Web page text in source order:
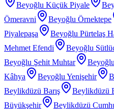
Beyoğlu Küçük Piyale
Ömeravni
Beyoğlu Örnektepe
Piyalepaşa
Beyoğlu Pürtelaş
Mehmet Efendi
Beyoğlu
Beyoğlu Şehit Muhtar
Kâhya
Beyoğlu Yenişehir
Beylikdüzü Barış
Beylikdüzü
Büyükşehir
Beylikdüzü